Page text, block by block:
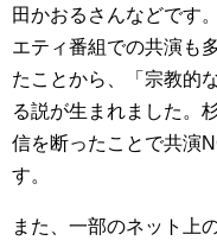
田かおるさんなどです
エティ番組での共演も
たことから、「宗教的
る説が生まれました。
信を断ったことで共演
す。
また、一部のネット上